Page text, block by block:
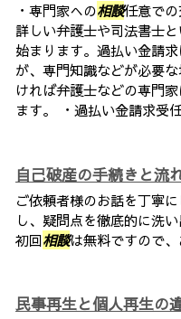
・専門家への相談任意で
詳しい弁護士や司法書士
始まります。過払い金請
が、専門知識などが必要
ければ弁護士などの専門
ます。 ・過払い金請求受
自己破産の手続きと流
ご依頼者様のお話を丁寧
し、疑問点を徹底的に洗
初回相談は無料ですので
民事再生と個人再生の